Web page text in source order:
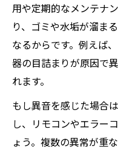
用や定期的なメンテナ
り、ゴミや水垢が溜ま
なるからです。例えば
器の目詰まりが原因で
れます。
もし異音を感じた場合
し、リモコンやエラー
ょう。複数の異常が重